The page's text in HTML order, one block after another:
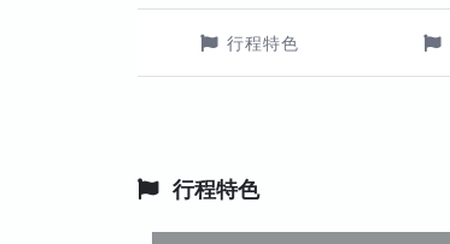
行程特色
行程特色